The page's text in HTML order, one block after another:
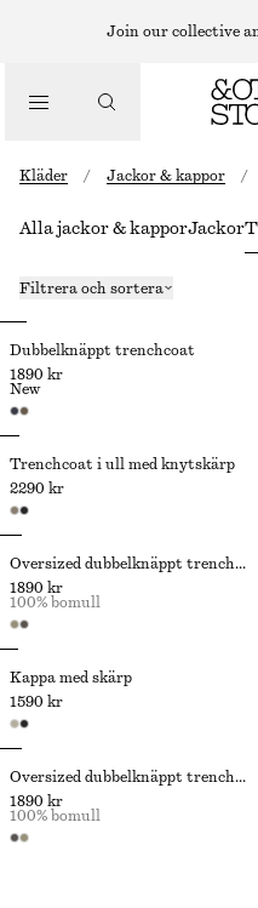
Join our collective
Kläder / Jackor & kappor /
Alla jackor & kapporJackor
Filtrera och sortera
Dubbelknäppt trenchcoat
1890 kr
New
Trenchcoat i ull med knytskärp
2290 kr
Oversized dubbelknäppt trenchcoat
1890 kr
100% bomull
Kappa med skärp
1590 kr
Oversized dubbelknäppt trenchcoat
1890 kr
100% bomull